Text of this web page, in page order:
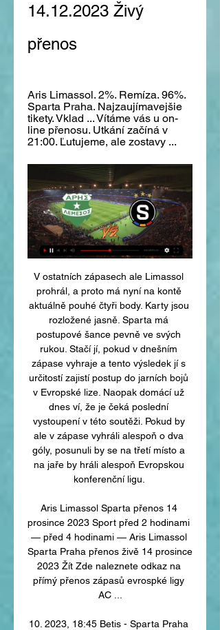
14.12.2023 Živý
přenos
Aris Limassol. 2%. Remíza. 96%.
Sparta Praha. Najzaujímavejšie
tikety. Vklad ... Vítáme vás u on-
line přenosu. Utkání začíná v
21:00. Ľutujeme, ale zostavy ...
V ostatních zápasech ale Limassol
prohrál, a proto má nyní na kontě
aktuálně pouhé čtyři body. Karty jsou
rozložené jasně. Sparta má
postupové šance pevně ve svých
rukou. Stačí jí, pokud v dnešním
zápase vyhraje a tento výsledek jí s
určitostí zajistí postup do jarních bojů
v Evropské lize. Naopak domácí už
dnes ví, že je čeká poslední
vystoupení v této soutěži. Pokud by
ale v zápase vyhráli alespoň o dva
góly, posunuli by se na třetí místo a
na jaře by hráli alespoň Evropskou
konferenční ligu.
Aris Limassol Sparta přenos 14
prosince 2023 Sport před 2 hodinami
— před 4 hodinami — Aris Limassol
Sparta Praha přenos živě 14 prosince
2023 Žít Zde naleznete odkaz na
přímý přenos zápasů evrospké ligy
AC ...
10. 2023, 18:45 Betis - Sparta Praha